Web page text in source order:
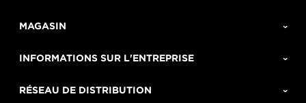
MAGASIN
INFORMATIONS SUR L'ENTREPRISE
RÉSEAU DE DISTRIBUTION